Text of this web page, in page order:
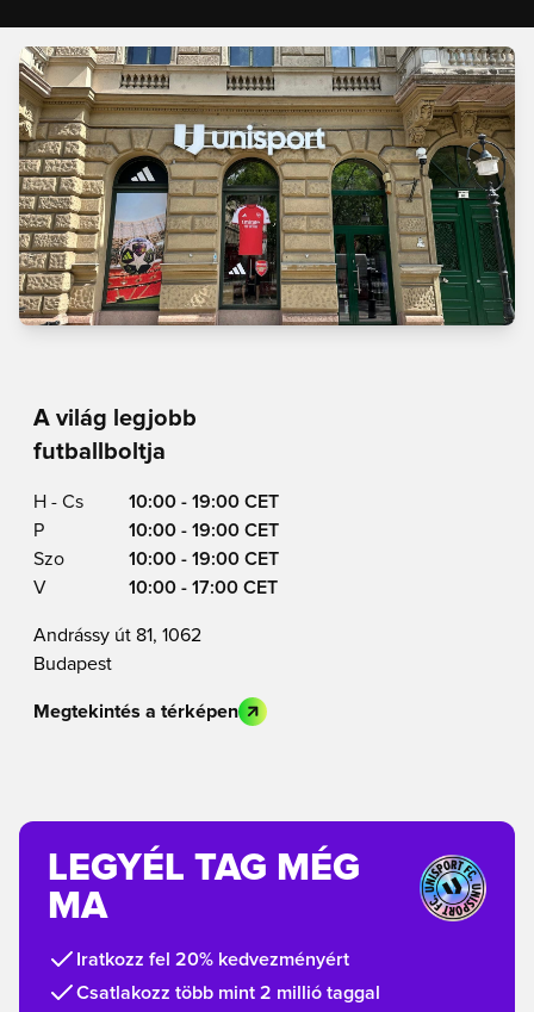
A világ legjobb
futballboltja
H - Cs
10:00 - 19:00 CET
P
10:00 - 19:00 CET
Szo
10:00 - 19:00 CET
V
10:00 - 17:00 CET
Andrássy út 81, 1062
Budapest
Megtekintés a térképen
LEGYÉL TAG MÉG
MA
Iratkozz fel 20% kedvezményért
Csatlakozz több mint 2 millió taggal